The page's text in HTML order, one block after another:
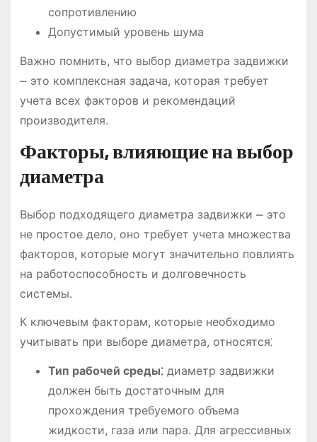
сопротивлению
Допустимый уровень шума
Важно помнить, что выбор диаметра задвижки
⎼ это комплексная задача, которая требует
учета всех факторов и рекомендаций
производителя.
Факторы, влияющие на выбор
диаметра
Выбор подходящего диаметра задвижки ⎼ это
не простое дело, оно требует учета множества
факторов, которые могут значительно повлиять
на работоспособность и долговечность
системы.
К ключевым факторам, которые необходимо
учитывать при выборе диаметра, относятся⁚
Тип рабочей среды⁚диаметр задвижки
должен быть достаточным для
прохождения требуемого объема
жидкости, газа или пара. Для агрессивных